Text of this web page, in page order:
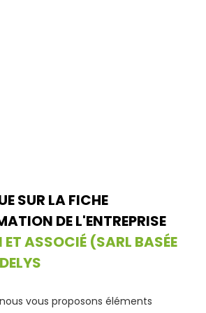
SUR LA FICHE
DE L'ENTREPRISE
ET ASSOCIÉ (SARL BASÉE
vous proposons éléments